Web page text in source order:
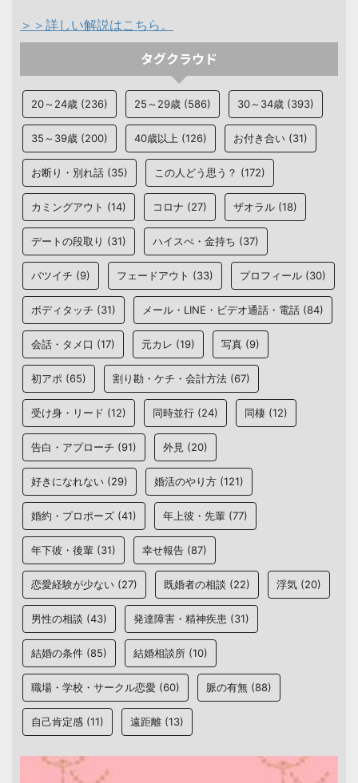
＞＞詳しい解説はこちら。
タグクラウド
20～24歳 (236) 25～29歳 (586) 30～34歳 (393)
35～39歳 (200) 40歳以上 (126) お付き合い (31)
お断り・別れ話 (35) この人どう思う？ (172)
カミングアウト (14) コロナ (27) ザオラル (18)
デートの段取り (31) ハイスぺ・金持ち (37)
バツイチ (9) フェードアウト (33) プロフィール (30)
ボディタッチ (31) メール・LINE・ビデオ通話・電話 (84)
会話・タメ口 (17) 元カレ (19) 写真 (9)
初アポ (65) 割り勘・ケチ・会計方法 (67)
受け身・リード (12) 同時並行 (24) 同棲 (12)
告白・アプローチ (91) 外見 (20)
好きになれない (29) 婚活のやり方 (121)
婚約・プロポーズ (41) 年上彼・先輩 (77)
年下彼・後輩 (31) 幸せ報告 (87)
恋愛経験が少ない (27) 既婚者の相談 (22) 浮気 (20)
男性の相談 (43) 発達障害・精神疾患 (31)
結婚の条件 (85) 結婚相談所 (10)
職場・学校・サークル恋愛 (60) 脈の有無 (88)
自己肯定感 (11) 遠距離 (13)